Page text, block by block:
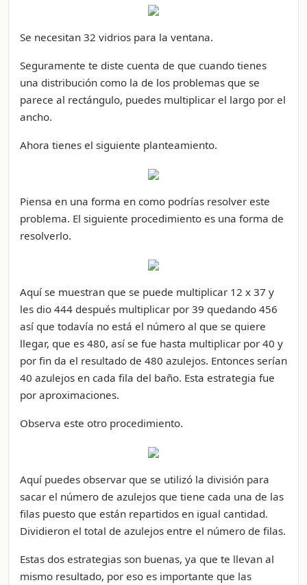
Se necesitan 32 vidrios para la ventana.
Seguramente te diste cuenta de que cuando tienes
una distribución como la de los problemas que se
parece al rectángulo, puedes multiplicar el largo por el
ancho.
Ahora tienes el siguiente planteamiento.
Piensa en una forma en como podrías resolver este
problema. El siguiente procedimiento es una forma de
resolverlo.
Aquí se muestran que se puede multiplicar 12 x 37 y
les dio 444 después multiplicar por 39 quedando 456
así que todavía no está el número al que se quiere
llegar, que es 480, así se fue hasta multiplicar por 40 y
por fin da el resultado de 480 azulejos. Entonces serían
40 azulejos en cada fila del baño. Esta estrategia fue
por aproximaciones.
Observa este otro procedimiento.
Aquí puedes observar que se utilizó la división para
sacar el número de azulejos que tiene cada una de las
filas puesto que están repartidos en igual cantidad.
Dividieron el total de azulejos entre el número de filas.
Estas dos estrategias son buenas, ya que te llevan al
mismo resultado, por eso es importante que las